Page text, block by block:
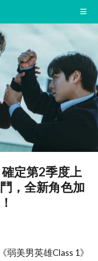
確定第2季度上
，全新角色加
美男英雄Class 1》